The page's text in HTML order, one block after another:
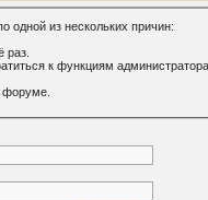
одной из нескольких причин:
раз.
к функциям
форуме.